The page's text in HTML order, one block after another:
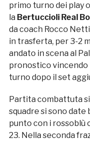
primo turno dei play
la Bertuccioli Real
da coach Rocco
in trasferta, per 3-2
andato in scena al
pronostico vincendo
turno dopo il set
Partita combattuta
squadre si sono
punto con i rossoblù
23. Nella seconda